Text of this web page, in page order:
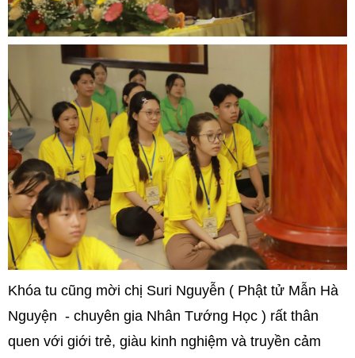
Khóa tu cũng mời chị Suri Nguyễn ( Phật tử Mẫn Hà
Nguyện - chuyên gia Nhân Tướng Học ) rất thân
quen với giới trẻ, giàu kinh nghiệm và truyền cảm